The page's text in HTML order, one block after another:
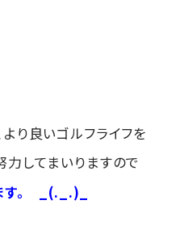
り良いゴルフライフを
してまいりますので
。
_(._.)_